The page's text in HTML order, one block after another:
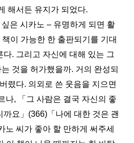
해서든 유지가 되었다.
시카노 – 유명하게 되면 활
이 가능한 한 출판되기를 기대
. 그리고 자신에 대해 있는 그
것을 허가했을까. 거의 완성되
렸다. 의외로 쓴 웃음을 지으면
나, 「그 사람은 결국 자신의 좋
요」(366)「나에 대한 것은 괜
노 씨가 좋아 할 만하게 써주세